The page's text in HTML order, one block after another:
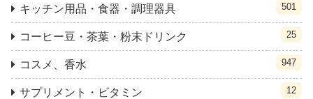
キッチン用品・食器・調理器具 501
コーヒー豆・茶葉・粉末ドリンク 25
コスメ、香水 947
サプリメント・ビタミン 12